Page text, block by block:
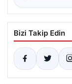
Bizi Takip Edin